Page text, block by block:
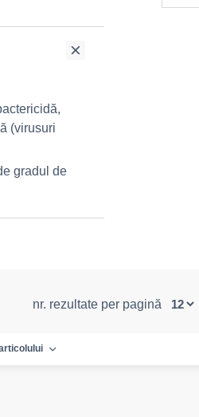
(virusuri
gradul de
nr. rezultate per pagină